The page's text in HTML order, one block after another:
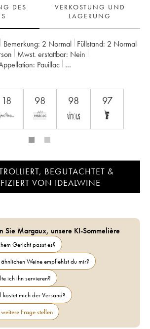
DES
VERKOSTUNG UND
LAGERUNG
Bemerkung: 2 Normal Füllstand: 2 Normal
Mwst. erstattbar:
nein
Appellation: Pauillac
18 98 98 97
BEGUTACHTET &
VON IDEALWINE
Sie Margaux, unsere KI-Sommelière
Gericht passt es?
Weine empfiehlst du mir?
ich ihn servieren?
kostet mich der Versand?
Frage stellen